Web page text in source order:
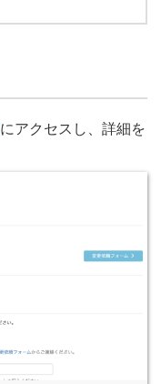
にアクセスし、詳細を